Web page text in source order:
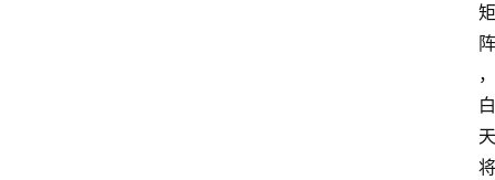
矩
阵
，
白
天
将